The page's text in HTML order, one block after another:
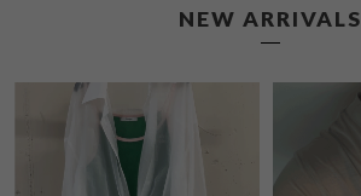
NEW ARRIVALS